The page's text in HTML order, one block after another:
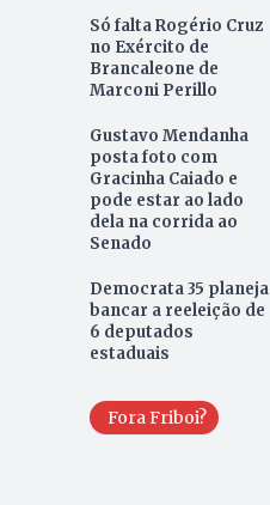
Só falta Rogério Cruz
no Exército de
Brancaleone de
Marconi Perillo
Gustavo Mendanha
posta foto com
Gracinha Caiado e
pode estar ao lado
dela na corrida ao
Senado
Democrata 35 planeja
bancar a reeleição de
6 deputados
estaduais
Fora Friboi?